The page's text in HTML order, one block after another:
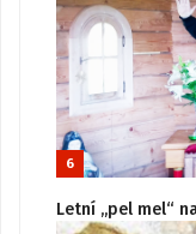
6
Letní „pel mel“